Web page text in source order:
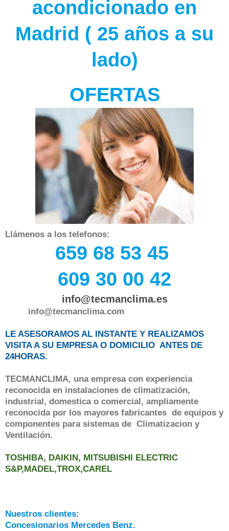
acondicionado en
Madrid ( 25 años a su
lado)
OFERTAS
Llámenos a los telefonos:
659 68 53 45
609 30 00 42
info@tecmanclima.es
info@tecmanclima.com
LE ASESORAMOS AL INSTANTE Y REALIZAMOS
VISITA A SU EMPRESA O DOMICILIO ANTES DE
24HORAS.
TECMANCLIMA, una empresa con experiencia
reconocida en instalaciones de climatización,
industrial, domestica o comercial, ampliamente
reconocida por los mayores fabricantes de equipos y
componentes para sistemas de Climatizacion y
Ventilación.
TOSHIBA, DAIKIN, MITSUBISHI ELECTRIC
S&P,MADEL,TROX,CAREL
Nuestros clientes:
Concesionarios Mercedes Benz.